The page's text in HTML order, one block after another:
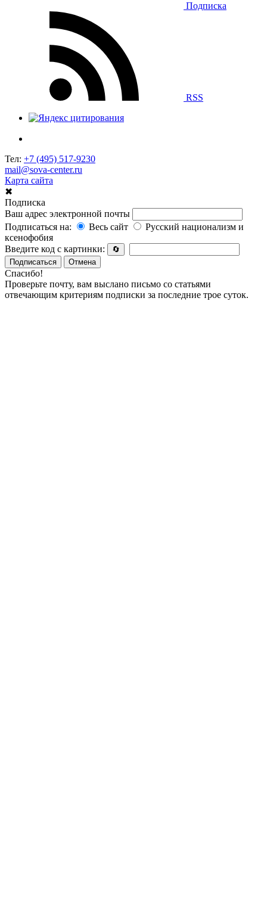
Подписка
RSS
Тел: +7 (495) 517-9230
mail@sova-center.ru
Карта сайта
✖
Подписка
Ваш адрес электронной почты
Подписаться на:
Весь сайт
Русский национализм и
ксенофобия
Введите код с картинки:
🔄
Подписаться
Отмена
Спасибо!
Проверьте почту, вам выслано письмо со статьями
отвечающим критериям подписки за последние трое суток.